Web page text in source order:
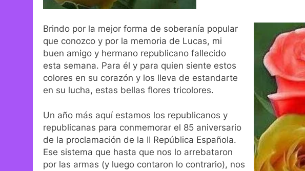
Brindo por la mejor forma de soberanía popular
que conozco y por la memoria de Lucas, mi
buen amigo y hermano republicano fallecido
esta semana. Para él y para quien siente estos
colores en su corazón y los lleva de estandarte
en su lucha, estas bellas flores tricolores.
Un año más aquí estamos los republicanos y
republicanas para conmemorar el 85 aniversario
de la proclamación de la II República Española.
Ese sistema que hasta que nos lo arrebataron
por las armas (y luego contaron lo contrario), nos